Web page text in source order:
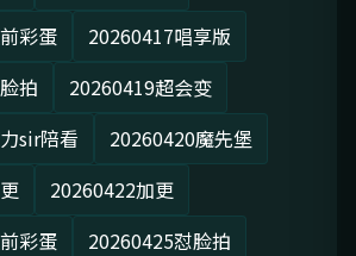
彩蛋
20260417唱享版
拍
20260419超会变
sir陪看
20260420魔先堡
20260422加更
彩蛋
20260425怼脸拍